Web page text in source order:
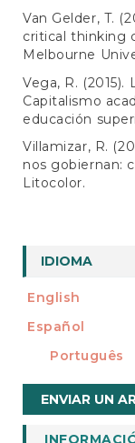
Van Gelder, T.
critical thinking
Melbourne
Vega, R. (2015).
Capitalismo
educación
Villamizar, R.
nos gobiernan:
Litocolor.
IDIOMA
English
Español
Português
Enviar
un
ENVIAR UN